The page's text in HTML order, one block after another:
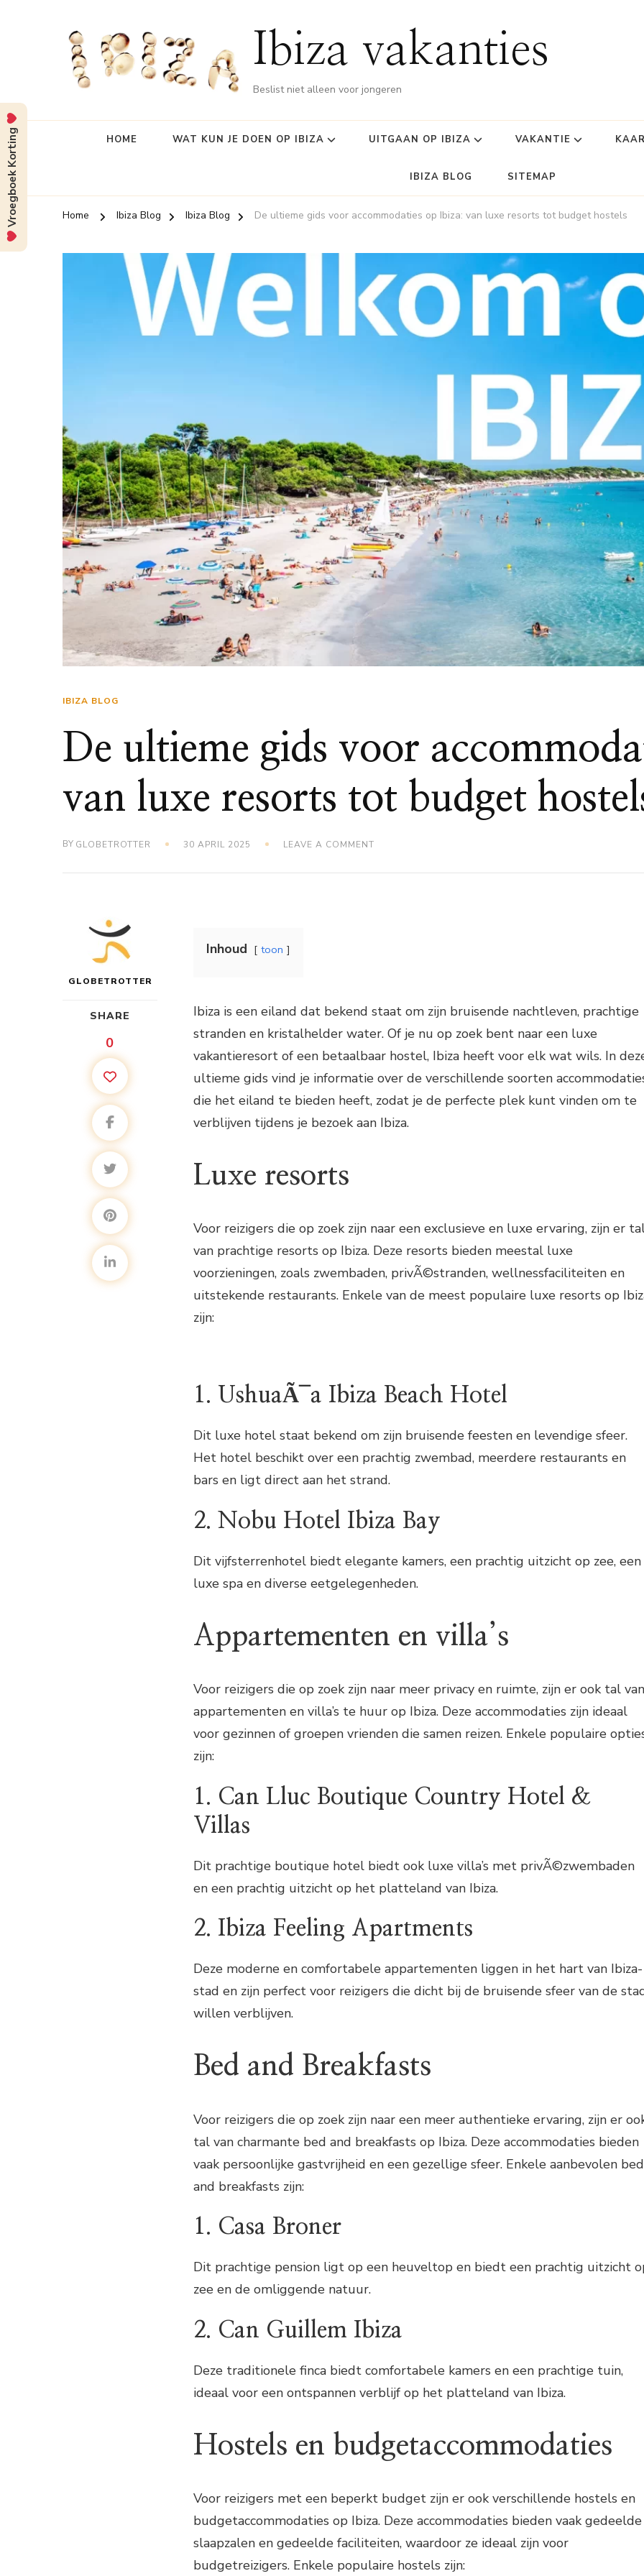
Ibiza vakanties
Beslist niet alleen voor jongeren
HOME WAT KUN JE DOEN OP IBIZA UITGAAN OP IBIZA VAKANTIE
IBIZA BLOG SITEMAP
Home Ibiza Blog Ibiza Blog De ultieme gids voor accommodaties op Ibiza: van luxe resorts tot budget hostels
IBIZA BLOG
De ultieme gids voor
van luxe resorts tot budget
BY GLOBETROTTER 30 APRIL 2025 LEAVE A COMMENT
GLOBETROTTER
SHARE
0
Inhoud toon
Ibiza is een eiland dat bekend staat om zijn bruisende nachtleven, prachtige
stranden en kristalhelder water. Of je nu op zoek bent naar een luxe
vakantieresort of een betaalbaar hostel, Ibiza heeft voor elk wat wils. In
ultieme gids vind je informatie over de verschillende soorten
die het eiland te bieden heeft, zodat je de perfecte plek kunt vinden om te
verblijven tijdens je bezoek aan Ibiza.
Luxe resorts
Voor reizigers die op zoek zijn naar een exclusieve en luxe ervaring, zijn er
van prachtige resorts op Ibiza. Deze resorts bieden meestal luxe
voorzieningen, zoals zwembaden, privÃ©stranden, wellnessfaciliteiten en
uitstekende restaurants. Enkele van de meest populaire luxe resorts op
zijn:
1. UshuaÃ¯a Ibiza Beach Hotel
Dit luxe hotel staat bekend om zijn bruisende feesten en levendige sfeer.
Het hotel beschikt over een prachtig zwembad, meerdere restaurants en
bars en ligt direct aan het strand.
2. Nobu Hotel Ibiza Bay
Dit vijfsterrenhotel biedt elegante kamers, een prachtig uitzicht op zee, een
luxe spa en diverse eetgelegenheden.
Appartementen en villa’s
Voor reizigers die op zoek zijn naar meer privacy en ruimte, zijn er ook tal van
appartementen en villa’s te huur op Ibiza. Deze accommodaties zijn ideaal
voor gezinnen of groepen vrienden die samen reizen. Enkele populaire
zijn:
1. Can Lluc Boutique Country Hotel &
Villas
Dit prachtige boutique hotel biedt ook luxe villa’s met privÃ©zwembaden
en een prachtig uitzicht op het platteland van Ibiza.
2. Ibiza Feeling Apartments
Deze moderne en comfortabele appartementen liggen in het hart van Ibiza-
stad en zijn perfect voor reizigers die dicht bij de bruisende sfeer van de
willen verblijven.
Bed and Breakfasts
Voor reizigers die op zoek zijn naar een meer authentieke ervaring, zijn er
tal van charmante bed and breakfasts op Ibiza. Deze accommodaties bieden
vaak persoonlijke gastvrijheid en een gezellige sfeer. Enkele aanbevolen bed
and breakfasts zijn:
1. Casa Broner
Dit prachtige pension ligt op een heuveltop en biedt een prachtig uitzicht
zee en de omliggende natuur.
2. Can Guillem Ibiza
Deze traditionele finca biedt comfortabele kamers en een prachtige tuin,
ideaal voor een ontspannen verblijf op het platteland van Ibiza.
Hostels en budgetaccommodaties
Voor reizigers met een beperkt budget zijn er ook verschillende hostels en
budgetaccommodaties op Ibiza. Deze accommodaties bieden vaak gedeelde
slaapzalen en gedeelde faciliteiten, waardoor ze ideaal zijn voor
budgetreizigers. Enkele populaire hostels zijn:
Vroegboek Korting